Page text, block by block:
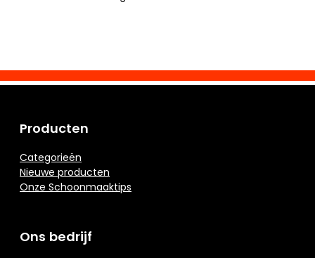
Producten
Categorieën
Nieuwe producten
Onze Schoonmaaktips
Ons bedrijf